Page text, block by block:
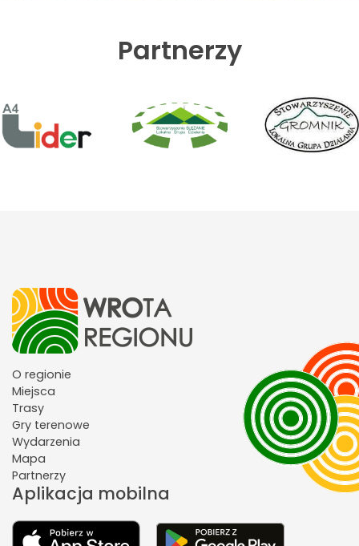
Partnerzy
O regionie
Miejsca
Trasy
Gry terenowe
Wydarzenia
Mapa
Partnerzy
Aplikacja mobilna